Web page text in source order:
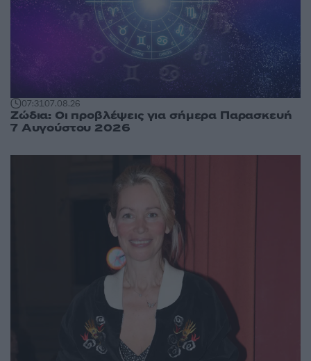
07:3107.08.26
Ζώδια: Οι προβλέψεις για σήμερα Παρασκευή
7 Αυγούστου 2026